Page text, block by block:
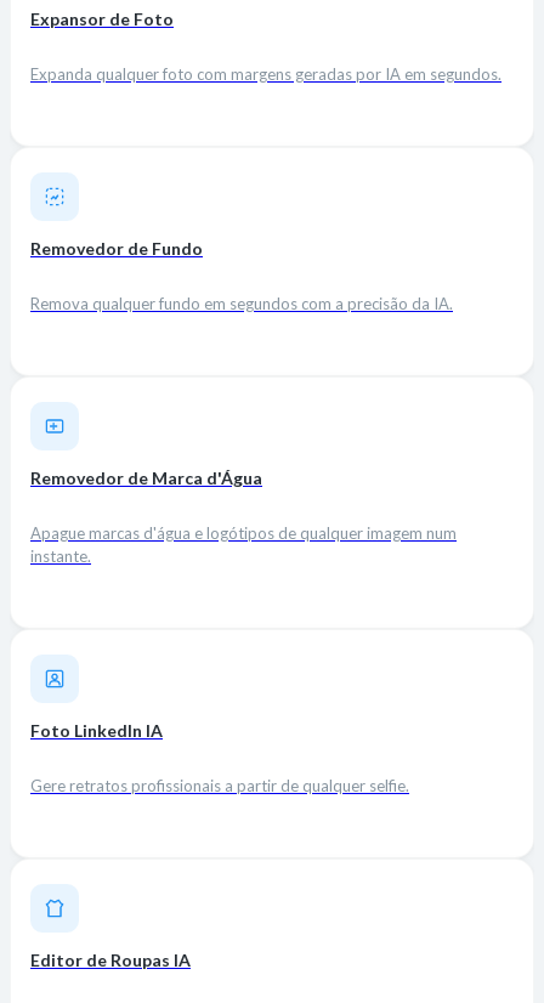
Expansor de Foto
Expanda qualquer foto com margens geradas por IA em segundos.
Removedor de Fundo
Remova qualquer fundo em segundos com a precisão da IA.
Removedor de Marca d'Água
Apague marcas d'água e logótipos de qualquer imagem num
instante.
Foto LinkedIn IA
Gere retratos profissionais a partir de qualquer selfie.
Editor de Roupas IA